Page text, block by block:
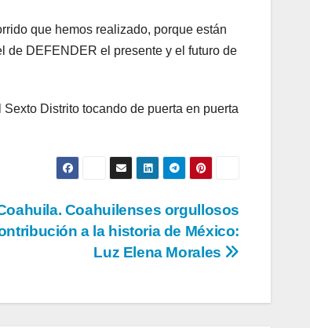
que hemos realizado, porque están
de DEFENDER el presente y el futuro de
Distrito tocando de puerta en puerta
Coahuilenses orgullosos
a la historia de México:
Luz Elena Morales